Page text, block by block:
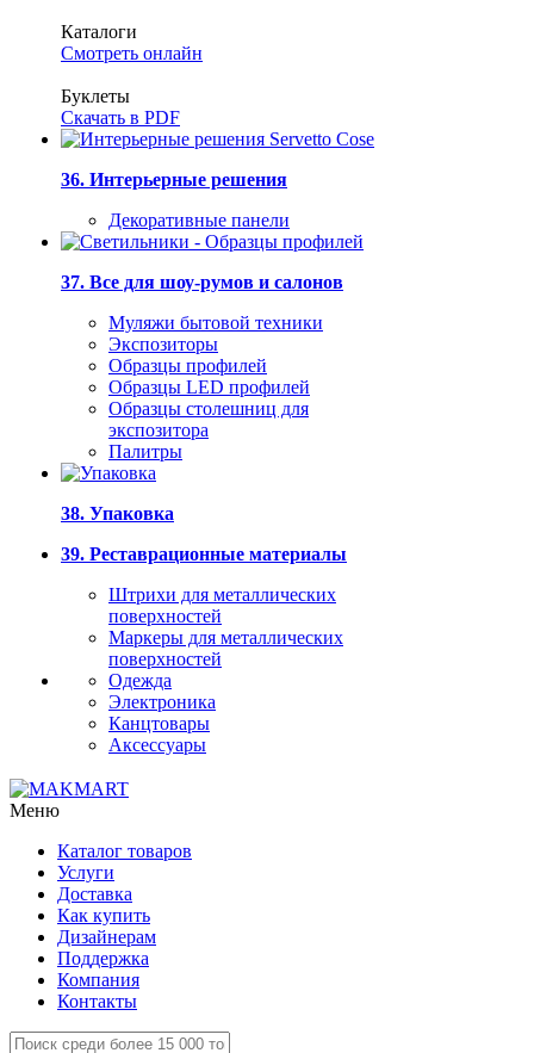
Каталоги
Смотреть онлайн
Буклеты
Скачать в PDF
36. Интерьерные решения
Декоративные панели
37. Все для шоу-румов и салонов
Муляжи бытовой техники
Экспозиторы
Образцы профилей
Образцы LED профилей
Образцы столешниц для
экспозитора
Палитры
38. Упаковка
39. Реставрационные материалы
Штрихи для металлических
поверхностей
Маркеры для металлических
поверхностей
Одежда
Электроника
Канцтовары
Аксессуары
Меню
Каталог товаров
Услуги
Доставка
Как купить
Дизайнерам
Поддержка
Компания
Контакты